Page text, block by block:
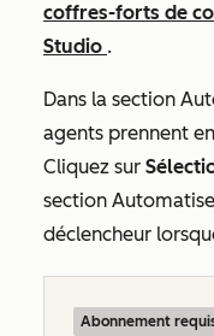
coffres-forts de
Studio .
Dans la section
agents prennent
Cliquez sur
section
déclencheur
Abonnement